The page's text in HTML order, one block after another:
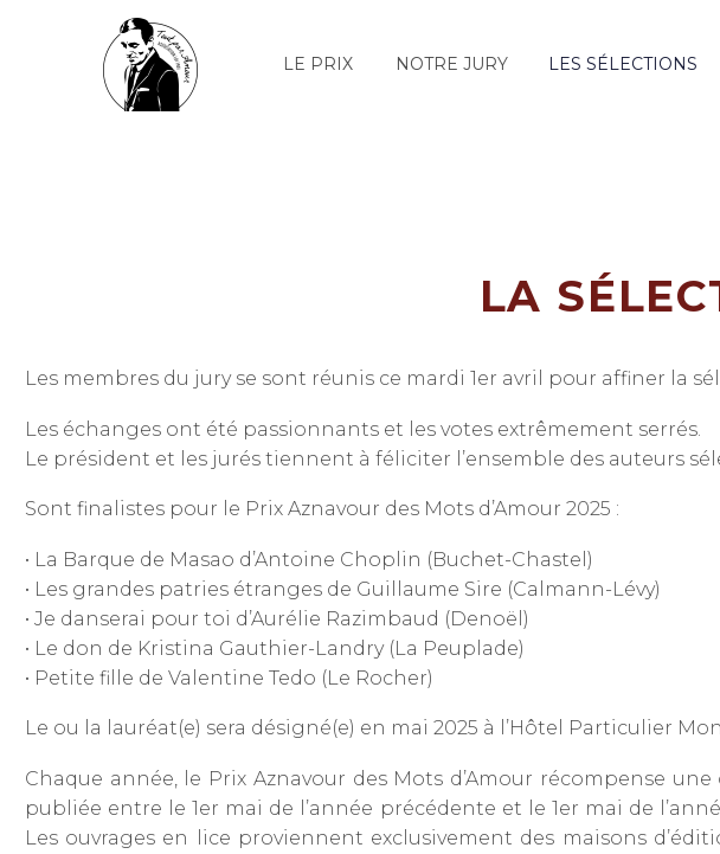
LE PRIX NOTRE JURY LES SÉLECTIONS
LA
Les membres du jury se sont réunis ce mardi 1er avril pour affiner la
Les échanges ont été passionnants et les votes extrêmement serrés.
Le président et les jurés tiennent à féliciter l’ensemble des auteurs
Sont finalistes pour le Prix Aznavour des Mots d’Amour 2025 :
• La Barque de Masao d’Antoine Choplin (Buchet-Chastel)
• Les grandes patries étranges de Guillaume Sire (Calmann-Lévy)
• Je danserai pour toi d’Aurélie Razimbaud (Denoël)
• Le don de Kristina Gauthier-Landry (La Peuplade)
• Petite fille de Valentine Tedo (Le Rocher)
Le ou la lauréat(e) sera désigné(e) en mai 2025 à l’Hôtel Particulier
Chaque année, le Prix Aznavour des Mots d’Amour récompense
publiée entre le 1er mai de l’année précédente et le 1er mai de
Les ouvrages en lice proviennent exclusivement des maisons